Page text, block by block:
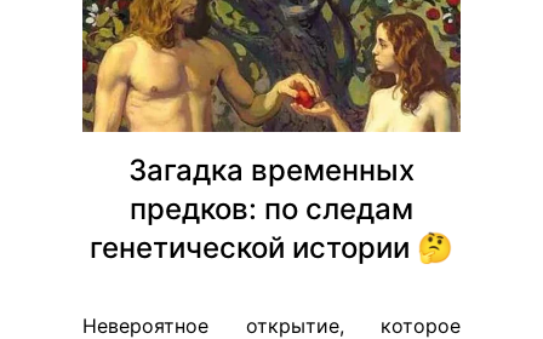
Загадка временных
предков: по следам
генетической истории 🤔
Невероятное открытие, которое